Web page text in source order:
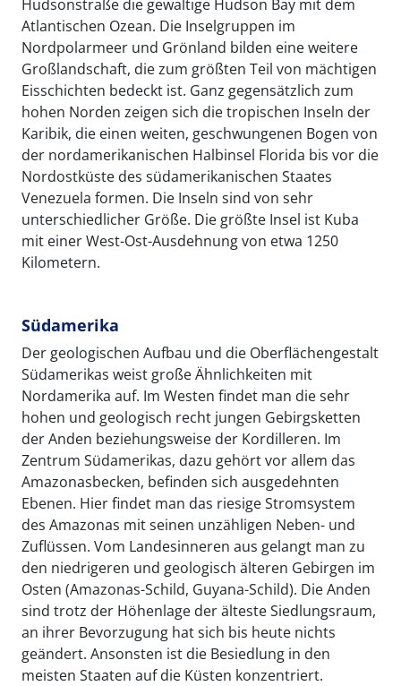
Hudsonstraße die gewaltige Hudson Bay mit dem
Atlantischen Ozean. Die Inselgruppen im
Nordpolarmeer und Grönland bilden eine weitere
Großlandschaft, die zum größten Teil von mächtigen
Eisschichten bedeckt ist. Ganz gegensätzlich zum
hohen Norden zeigen sich die tropischen Inseln der
Karibik, die einen weiten, geschwungenen Bogen von
der nordamerikanischen Halbinsel Florida bis vor die
Nordostküste des südamerikanischen Staates
Venezuela formen. Die Inseln sind von sehr
unterschiedlicher Größe. Die größte Insel ist Kuba
mit einer West-Ost-Ausdehnung von etwa 1250
Kilometern.
Südamerika
Der geologischen Aufbau und die Oberflächengestalt
Südamerikas weist große Ähnlichkeiten mit
Nordamerika auf. Im Westen findet man die sehr
hohen und geologisch recht jungen Gebirgsketten
der Anden beziehungsweise der Kordilleren. Im
Zentrum Südamerikas, dazu gehört vor allem das
Amazonasbecken, befinden sich ausgedehnten
Ebenen. Hier findet man das riesige Stromsystem
des Amazonas mit seinen unzähligen Neben- und
Zuflüssen. Vom Landesinneren aus gelangt man zu
den niedrigeren und geologisch älteren Gebirgen im
Osten (Amazonas-Schild, Guyana-Schild). Die Anden
sind trotz der Höhenlage der älteste Siedlungsraum,
an ihrer Bevorzugung hat sich bis heute nichts
geändert. Ansonsten ist die Besiedlung in den
meisten Staaten auf die Küsten konzentriert.